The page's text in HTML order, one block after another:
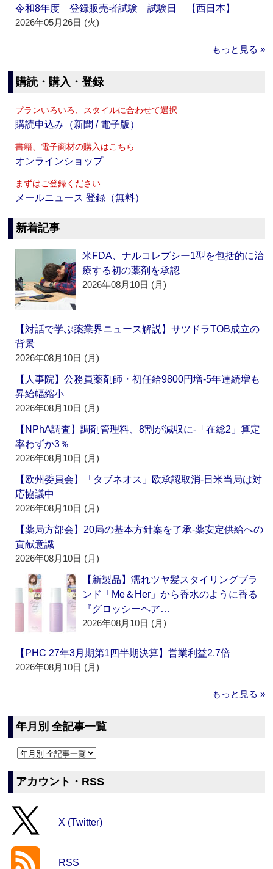
令和8年度 登録販売者試験 試験日 【西日本】
2026年05月26日 (火)
もっと見る »
購読・購入・登録
プランいろいろ、スタイルに合わせて選択
購読申込み（新聞 / 電子版）
書籍、電子商材の購入はこちら
オンラインショップ
まずはご登録ください
メールニュース 登録（無料）
新着記事
米FDA、ナルコレプシー1型を包括的に治
療する初の薬剤を承認
2026年08月10日 (月)
【対話で学ぶ薬業界ニュース解説】サツドラTOB成立の
背景
2026年08月10日 (月)
【人事院】公務員薬剤師・初任給9800円増‐5年連続増も
昇給幅縮小
2026年08月10日 (月)
【NPhA調査】調剤管理料、8割が減収に‐「在総2」算定
率わずか3％
2026年08月10日 (月)
【欧州委員会】「タブネオス」欧承認取消‐日米当局は対
応協議中
2026年08月10日 (月)
【薬局方部会】20局の基本方針案を了承‐薬安定供給への
貢献意識
2026年08月10日 (月)
【新製品】濡れツヤ髪スタイリングブラ
ンド「Me＆Her」から香水のように香る
『グロッシーヘア…
2026年08月10日 (月)
【PHC 27年3月期第1四半期決算】営業利益2.7倍
2026年08月10日 (月)
もっと見る »
年月別 全記事一覧
アカウント・RSS
X (Twitter)
RSS